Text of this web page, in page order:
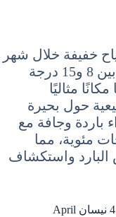
خفيفة خلال شهر
أبريل، حيث تتراوح درجات الحرارة بين 8 و15 درجة
مثاليًا
حول بحيرة
باردة وجافة مع
تتراوح بين 3 و10 درجات مئوية، مما
واستكشاف